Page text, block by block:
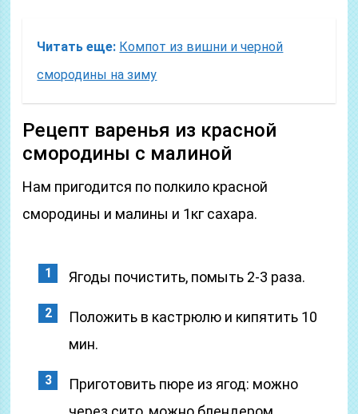
Читать еще: Компот из вишни и черной
смородины на зиму
Рецепт варенья из красной
смородины с малиной
Нам пригодится по полкило красной
смородины и малины и 1кг сахара.
Ягоды почистить, помыть 2-3 раза.
Положить в кастрюлю и кипятить 10
мин.
Приготовить пюре из ягод: можно